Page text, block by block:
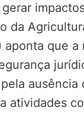
da
aponta que a
ausência
atividades